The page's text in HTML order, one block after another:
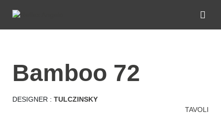
bamboo 72
DESIGNER : TULCZINSKY
TAVOLI